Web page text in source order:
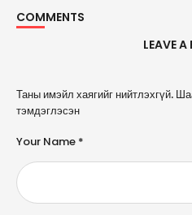
COMMENTS
LEAVE A
Таны имэйл хаягийг нийтлэхгүй.
тэмдэглэсэн
Your Name *
A
l
e
n
a
ti